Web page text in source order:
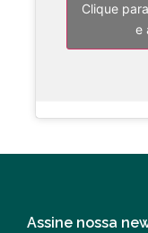
Clique
e
Assine nossa